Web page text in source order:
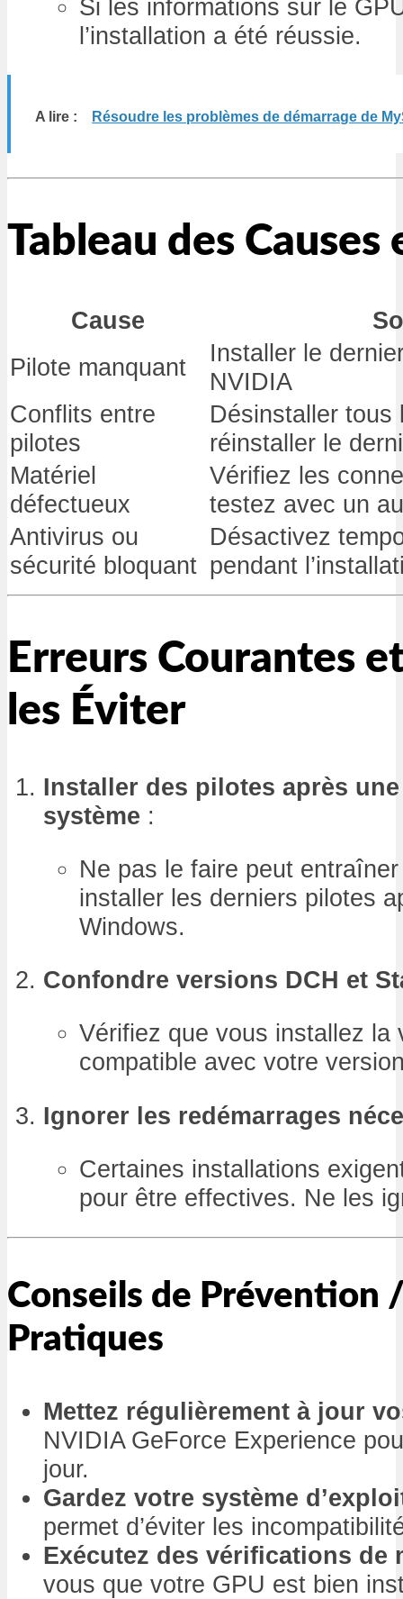
Si les informations sur le
l’installation a été réussie.
A lire : Résoudre les problèmes de démarrage de
Tableau des
Cause
Pilote manquant
Installer le
NVIDIA
Conflits entre
pilotes
Désinstaller tous
réinstaller le
Matériel
défectueux
Vérifiez les
testez avec un
Antivirus ou
sécurité bloquant
Désactivez
pendant
Erreurs Courantes
les Éviter
Installer des pilotes après
système :
Ne pas le faire peut
installer les derniers pilotes
Windows.
Confondre versions DCH et
Vérifiez que vous installez la
compatible avec votre
Ignorer les redémarrages
Certaines installations
pour être effectives. Ne les
Conseils de Prévention
Pratiques
Mettez régulièrement à jour
NVIDIA GeForce Experience
jour.
Gardez votre système
permet d’éviter les
Exécutez des vérifications de
vous que votre GPU est bien